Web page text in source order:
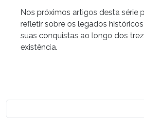
Nos próximos artigos desta série
refletir sobre os legados
suas conquistas ao longo dos
existência.